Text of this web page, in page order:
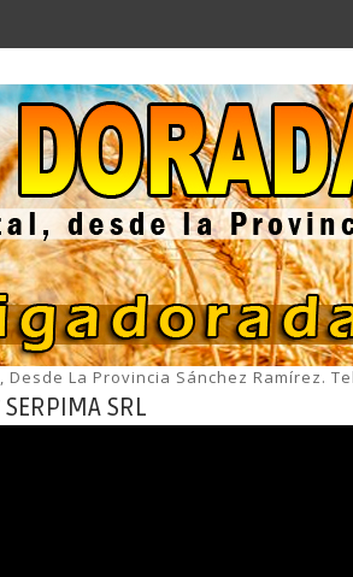
Desde La Provincia Sánchez Ramírez.
SRL